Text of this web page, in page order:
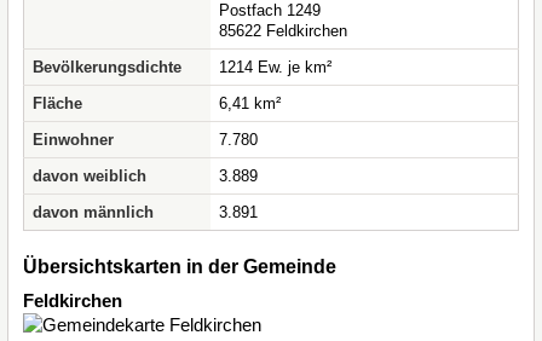
Postfach 1249
85622 Feldkirchen
Bevölkerungsdichte
1214 Ew. je km²
Fläche
6,41 km²
Einwohner
7.780
davon weiblich
3.889
davon männlich
3.891
Übersichtskarten in der Gemeinde
Feldkirchen